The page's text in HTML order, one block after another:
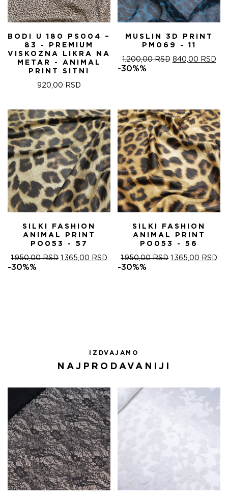
BODI U 180 PS004 –
83 - PREMIUM
VISKOZNA LIKRA NA
METAR - ANIMAL
PRINT SITNI
920,00 RSD
MUSLIN 3D PRINT
PM069 - 11
1.200,00RSD ОРИГИНАЛНА
840,00 RSD
-30%%
SILKI FASHION
ANIMAL PRINT
PO053 - 57
1.950,00RSD ОРИГИНАЛНА
1.365,00 RSD ТРЕНУТНА
ЦЕНА
-30%%
SILKI FASHION
ANIMAL PRINT
PO053 - 56
1.950,00RSD ОРИГИНАЛНА
1.365,00 RSD
-30%%
IZDVAJAMO
NAJPRODAVANIJI